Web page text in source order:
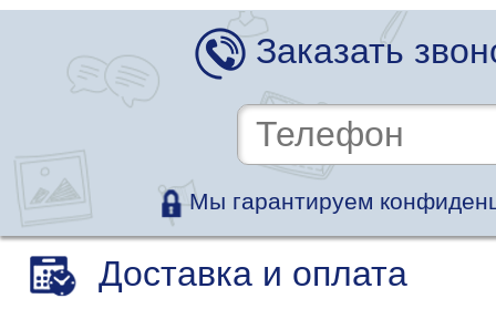
Заказать
Мы гарантируем
Доставка и оплата